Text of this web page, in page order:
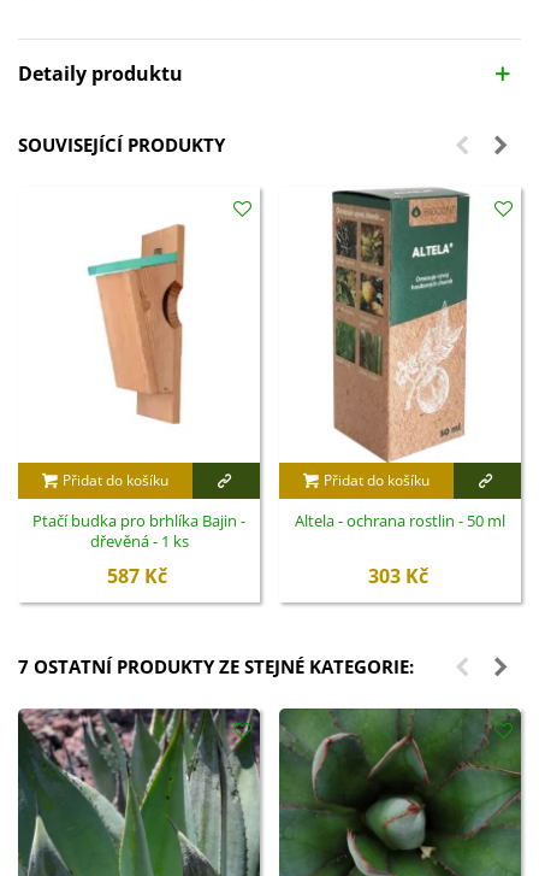
Detaily produktu
SOUVISEJÍCÍ PRODUKTY
Přidat do košíku
Ptačí budka pro brhlíka Bajin -
dřevěná - 1 ks
587 Kč
Přidat do košíku
Altela - ochrana rostlin - 50 ml
303 Kč
7 OSTATNÍ PRODUKTY ZE STEJNÉ KATEGORIE: